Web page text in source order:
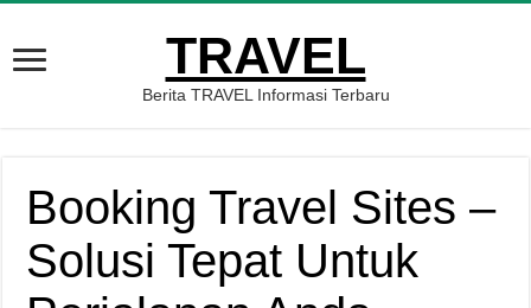
TRAVEL
Berita TRAVEL Informasi Terbaru
Booking Travel Sites –
Solusi Tepat Untuk